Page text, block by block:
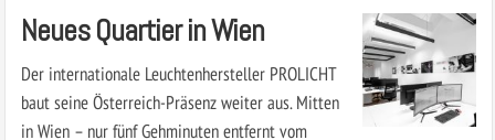
Neues Quartier in Wien
Der internationale Leuchtenhersteller PROLICHT
baut seine Österreich-Präsenz weiter aus. Mitten
in Wien – nur fünf Gehminuten entfernt vom